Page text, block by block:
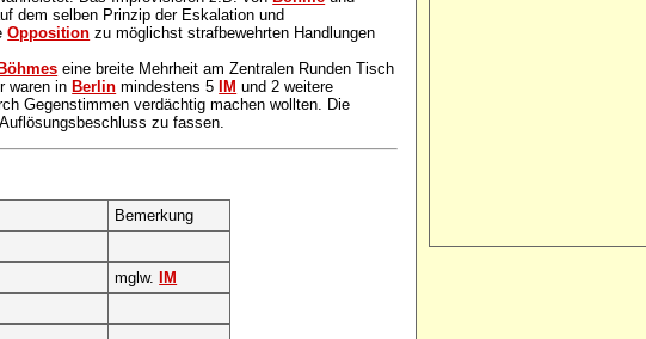
dem selben Prinzip der Eskalation und
Opposition zu möglichst strafbewehrten Handlungen
Böhmes eine breite Mehrheit am Zentralen Runden Tisch
waren in Berlin mindestens 5 IM und 2 weitere
Gegenstimmen verdächtig machen wollten. Die
zu fassen.
Bemerkung
mglw.
IM